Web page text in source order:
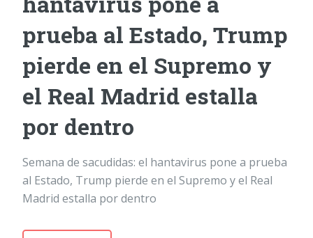
prueba al Estado, Trump
pierde en el Supremo y
el Real Madrid estalla
por dentro
Semana de sacudidas: el hantavirus pone a prueba
al Estado, Trump pierde en el Supremo y el Real
Madrid estalla por dentro